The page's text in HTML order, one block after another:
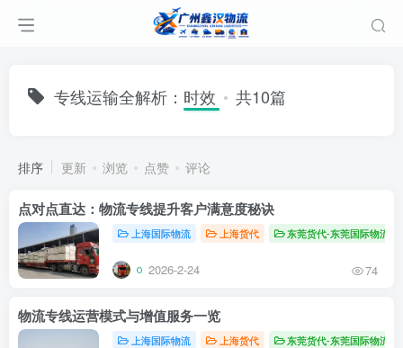
专线运输全解析：时效 共10篇
排序 更新 浏览 点赞 评论
点对点直达：物流专线提升客户满意度秘诀
上海国际物流 上海货代 东莞货代-东莞国际物流
2026-2-24 74
物流专线运营模式与增值服务一览
上海国际物流 上海货代 东莞货代-东莞国际物流